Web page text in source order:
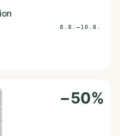
8.8.–10.8.
−50%